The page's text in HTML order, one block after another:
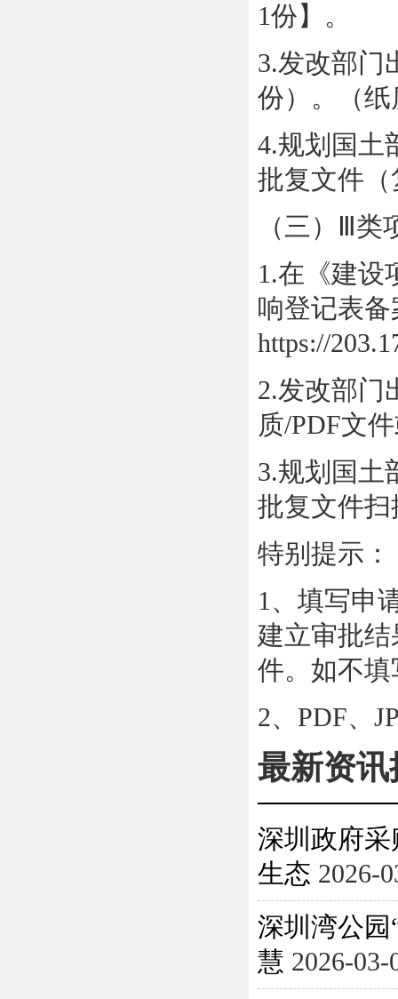
1份】。
3.发改部门
份）。（纸
4.规划国土
批复文件（
（三）Ⅲ类
1.在《建设
响登记表
https://
2.发改部门
质/PDF文
3.规划国土
批复文件扫
特别提示：
1、填写申
建立审批
件。如不
2、PDF、
最新资讯
深圳政府
生态 2026-
深圳湾公
慧 2026-03-